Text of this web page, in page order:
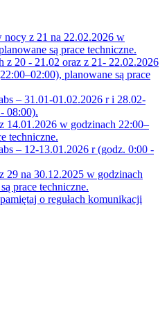
nocy z 21 na 22.02.2026 w
są prace techniczne.
z 20 - 21.02 oraz z 21- 22.02.2026
planowane są prace
– 31.01-01.02.2026 r i 28.02-
08:00).
14.01.2026 w godzinach 22:00–
techniczne.
– 12-13.01.2026 r (godz. 0:00 -
29 na 30.12.2025 w godzinach
prace techniczne.
o regułach komunikacji